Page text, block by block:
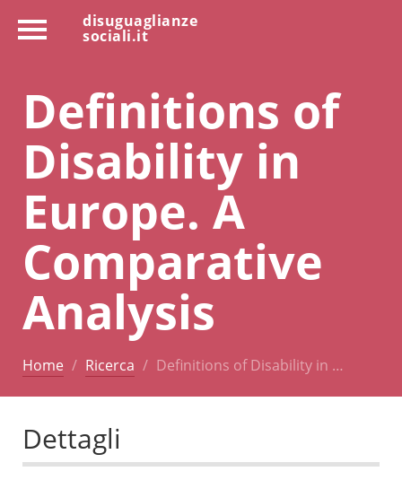
disuguaglianze
sociali.it
Definitions of
Disability in
Europe. A
Comparative
Analysis
Home Ricerca Definitions of Disability in …
Dettagli